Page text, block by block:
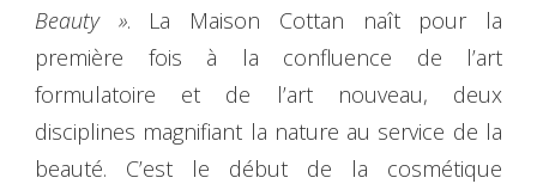
Beauty ». La Maison Cottan naît pour la
première fois à la confluence de l’art
formulatoire et de l’art nouveau, deux
disciplines magnifiant la nature au service de la
beauté. C’est le début de la cosmétique